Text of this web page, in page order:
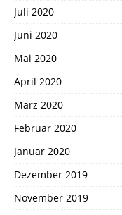
Juli 2020
Juni 2020
Mai 2020
April 2020
März 2020
Februar 2020
Januar 2020
Dezember 2019
November 2019